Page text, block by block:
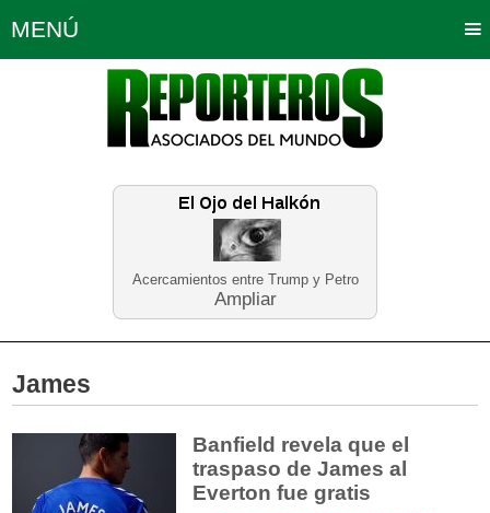
Acercamientos entre Trump y Petro
Ampliar
MENÚ
Política Opinión Bogotá
Planeta Tierra Deportes
Educación Neira
James
Banfield revela que el
traspaso de James al
Everton fue gratis